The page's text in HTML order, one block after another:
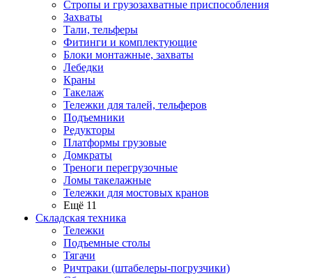
Стропы и грузозахватные приспособления
Захваты
Тали, тельферы
Фитинги и комплектующие
Блоки монтажные, захваты
Лебедки
Краны
Такелаж
Тележки для талей, тельферов
Подъемники
Редукторы
Платформы грузовые
Домкраты
Треноги перегрузочные
Ломы такелажные
Тележки для мостовых кранов
Ещё 11
Складская техника
Тележки
Подъемные столы
Тягачи
Ричтраки (штабелеры-погрузчики)